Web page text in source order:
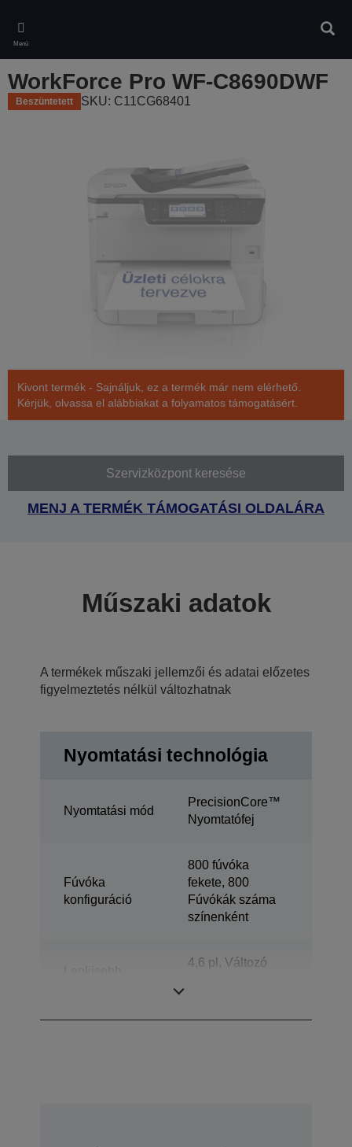
main
content
Menü
WorkForce Pro WF-C8690DWF
Beszüntetett SKU: C11CG68401
Kivont termék - Sajnáljuk, ez a termék már nem elérhető.
Kérjük, olvassa el alábbiakat a folyamatos támogatásért.
Szervizközpont keresése
MENJ A TERMÉK TÁMOGATÁSI OLDALÁRA
Műszaki adatok
A termékek műszaki jellemzői és adatai előzetes
figyelmeztetés nélkül változhatnak
Nyomtatási technológia
Nyomtatási mód
PrecisionCore™
Nyomtatófej
Fúvóka
konfiguráció
800 fúvóka
fekete, 800
Fúvókák száma
színenként
4,6 pl, Változó